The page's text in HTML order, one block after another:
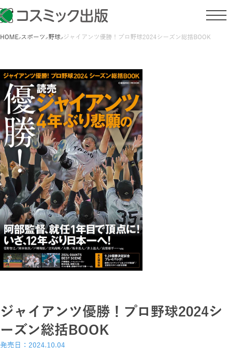
HOME スポーツ 野球 ジャイアンツ優勝！プロ野球2024シーズン総括BOOK
ジャイアンツ優勝！プロ野球2024シ
ーズン総括BOOK
発売日：2024.10.04